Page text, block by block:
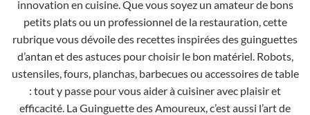
innovation en cuisine. Que vous soyez un amateur de bons
petits plats ou un professionnel de la restauration, cette
rubrique vous dévoile des recettes inspirées des guinguettes
d’antan et des astuces pour choisir le bon matériel. Robots,
ustensiles, fours, planchas, barbecues ou accessoires de table
: tout y passe pour vous aider à cuisiner avec plaisir et
efficacité. La Guinguette des Amoureux, c’est aussi l’art de